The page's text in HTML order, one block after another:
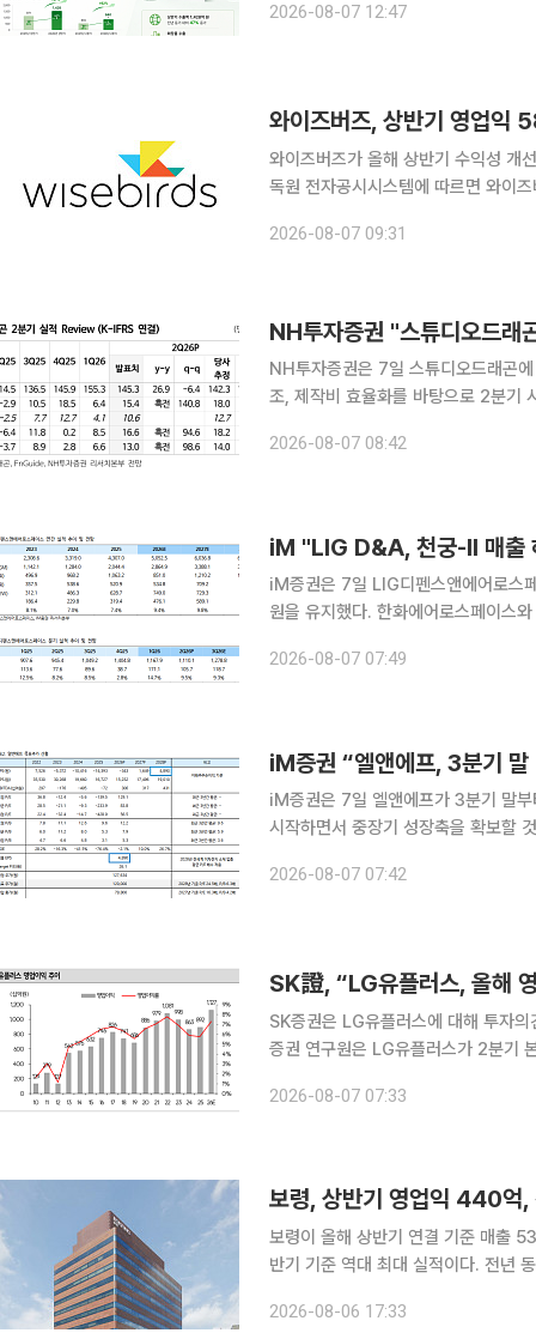
기록했다고 7일 밝혔다. 지난해 같은
2026-08-07 12:47
와이즈버즈, 상반기 영업익
와이즈버즈가 올해 상반기 수익성 개선에
독원 전자공시시스템에 따르면 와이
됐다. 상반기 영업이익률은 23.5%로
2026-08-07 09:31
NH투자증권 "스튜디오드래
NH투자증권은 7일 스튜디오드래곤
조, 제작비 효율화를 바탕으로 2분기
2분기 연결 매출액은 1453억원으로
2026-08-07 08:42
iM "LIG D&A, 천궁-II 매출
iM증권은 7일 LIG디펜스앤에어로스
원을 유지했다. 한화에어로스페이스와 함께 방
스와 iM증권 추정치를 소폭 밑돌았지
2026-08-07 07:49
iM증권 “엘앤에프, 3분기
iM증권은 7일 엘앤에프가 3분기 말
시작하면서 중장기 성장축을 확보할
권 ‘엘앤에프-LFP 양산 본격화로 추
2026-08-07 07:42
SK證, “LG유플러스, 올해
SK증권은 LG유플러스에 대해 투자의견 '
증권 연구원은 LG유플러스가 2분기
2026-08-07 07:33
보령, 상반기 영업익 440
보령이 올해 상반기 연결 기준 매출
반기 기준 역대 최대 실적이다. 전년
2026-08-06 17:33